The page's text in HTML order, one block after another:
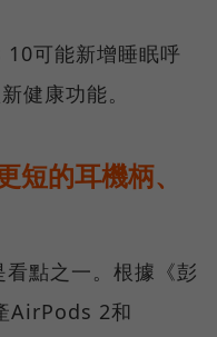
可能新增睡眠呼
健康功能。
的耳機柄、
點之一。根據《彭
AirPods 2和